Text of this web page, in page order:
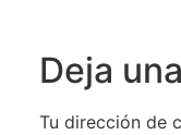
Deja
Tu dirección de